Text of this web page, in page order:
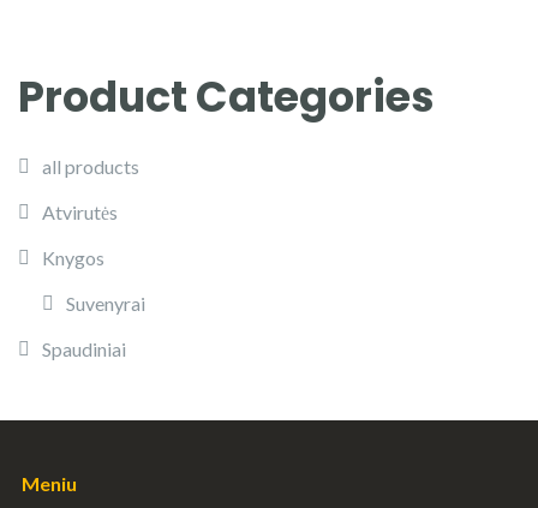
Product Categories
all products
Atvirutės
Knygos
Suvenyrai
Spaudiniai
Meniu